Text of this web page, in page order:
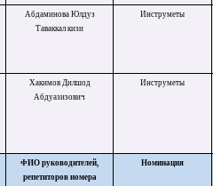
Абдаминова Юлдуз
Таваккал кизи
Инструметы
Хакимов Дилшод
Абдуазизович
Инструметы
ФИО руководителей,
репетиторов номера
Номинация